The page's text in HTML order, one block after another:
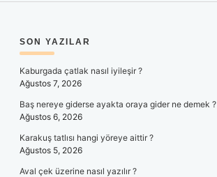
SIDEBAR
SON YAZILAR
Kaburgada çatlak nasıl iyileşir ?
Ağustos 7, 2026
Baş nereye giderse ayakta oraya gider ne demek ?
Ağustos 6, 2026
Karakuş tatlısı hangi yöreye aittir ?
Ağustos 5, 2026
Aval çek üzerine nasıl yazılır ?